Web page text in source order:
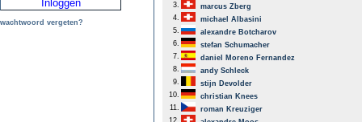
wachtwoord vergeten?
3.
marcus Zberg
4.
michael Albasini
5.
alexandre Botcharov
6.
stefan Schumacher
7.
daniel Moreno Fernandez
8.
andy Schleck
9.
stijn Devolder
10.
christian Knees
11.
roman Kreuziger